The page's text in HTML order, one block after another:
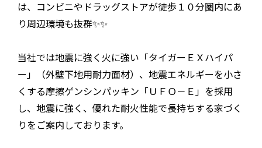
は、コンビニやドラッグストアが徒歩１０分圏内にあ
り周辺環境も抜群✨✨
当社では地震に強く火に強い「タイガーＥＸハイパ
ー」（外壁下地用耐力面材）、地震エネルギーを小さ
くする摩擦ゲンシンパッキン「ＵＦＯ－Ｅ」を採用
し、地震に強く、優れた耐火性能で長持ちする家づく
りをご案内しております。